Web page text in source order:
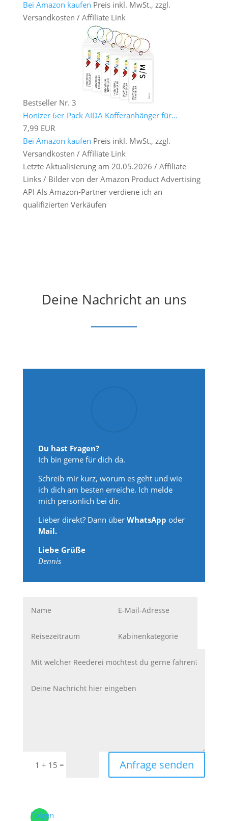
Bei Amazon kaufen Preis inkl. MwSt., zzgl.
Versandkosten / Affiliate Link
Bestseller Nr. 3
Honizer 6er-Pack AIDA Kofferanhänger für...
7,99 EUR
Bei Amazon kaufen Preis inkl. MwSt., zzgl.
Versandkosten / Affiliate Link
Letzte Aktualisierung am 20.05.2026 / Affiliate
Links / Bilder von der Amazon Product Advertising
API Als Amazon-Partner verdiene ich an
qualifizierten Verkäufen
Deine Nachricht an uns
Du hast Fragen?
Ich bin gerne für dich da.
Schreib mir kurz, worum es geht und wie
ich dich am besten erreiche. Ich melde
mich persönlich bei dir.
Lieber direkt? Dann überWhatsApp oder
Mail.
Liebe Grüße
Dennis
1 + 15 = Anfrage senden
Folgen